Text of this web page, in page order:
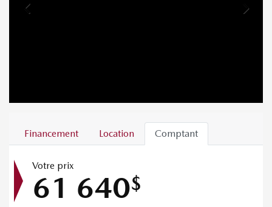
Financement Location Comptant
Votre prix
61 640$